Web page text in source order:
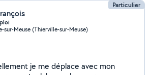
Particulier
sur-Meuse (Thierville-sur-Meuse)
je me déplace avec mon